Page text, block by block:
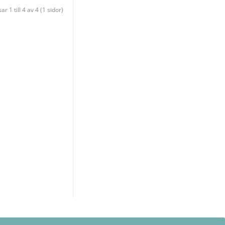
1 till 4 av 4 (1 sidor)